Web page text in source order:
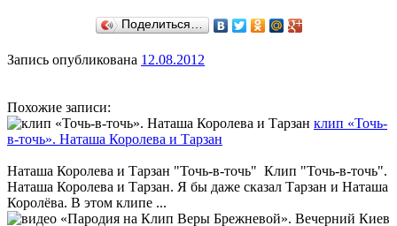
Поделиться…
Запись опубликована 12.08.2012
Похожие записи:
клип «Точь-
в-точь». Наташа Королева и Тарзан
Наташа Королева и Тарзан "Точь-в-точь" Клип "Точь-в-точь".
Наташа Королева и Тарзан. Я бы даже сказал Тарзан и Наташа
Королёва. В этом клипе ...